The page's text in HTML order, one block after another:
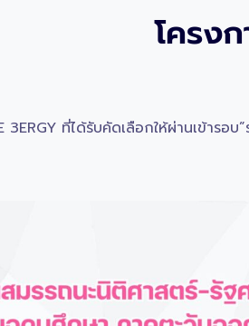
โครง
ที่ได้รับคัดเลือกให้ผ่านเข้าร